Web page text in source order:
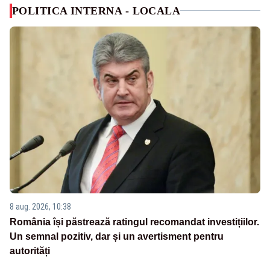
POLITICA INTERNA - LOCALA
8 aug. 2026, 10:38
România își păstrează ratingul recomandat investițiilor.
Un semnal pozitiv, dar și un avertisment pentru
autorități